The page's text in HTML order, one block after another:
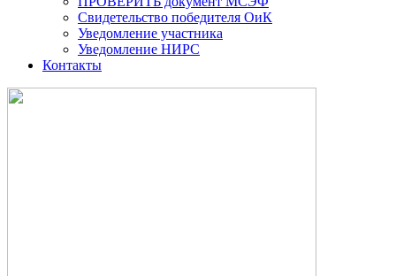
Свидетельство победителя ОиК
Уведомление участника
Уведомление НИРС
Контакты